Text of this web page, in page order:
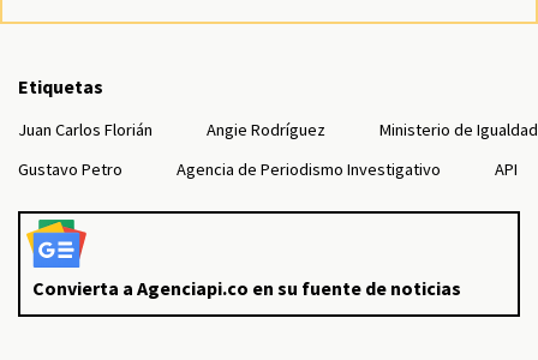
Etiquetas
Juan Carlos Florián Angie Rodríguez
Ministerio de Igualdad
Gustavo Petro
Agencia de Periodismo Investigativo API
Convierta a Agenciapi.co en su fuente de noticias